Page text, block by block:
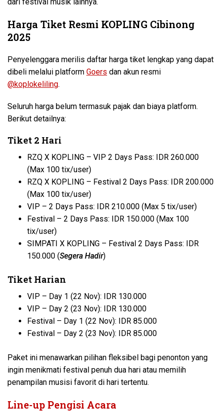
Harga Tiket Resmi KOPLING Cibinong
2025
Penyelenggara merilis daftar harga tiket lengkap yang dapat
dibeli melalui platform Goers dan akun resmi
@koplokeliling.
Seluruh harga belum termasuk pajak dan biaya platform.
Berikut detailnya:
Tiket 2 Hari
RZQ X KOPLING – VIP 2 Days Pass: IDR 260.000
(Max 100 tix/user)
RZQ X KOPLING – Festival 2 Days Pass: IDR 200.000
(Max 100 tix/user)
VIP – 2 Days Pass: IDR 210.000 (Max 5 tix/user)
Festival – 2 Days Pass: IDR 150.000 (Max 100
tix/user)
SIMPATI X KOPLING – Festival 2 Days Pass: IDR
150.000 (Segera Hadir)
Tiket Harian
VIP – Day 1 (22 Nov): IDR 130.000
VIP – Day 2 (23 Nov): IDR 130.000
Festival – Day 1 (22 Nov): IDR 85.000
Festival – Day 2 (23 Nov): IDR 85.000
Paket ini menawarkan pilihan fleksibel bagi penonton yang
ingin menikmati festival penuh dua hari atau memilih
penampilan musisi favorit di hari tertentu.
Line-up Pengisi Acara